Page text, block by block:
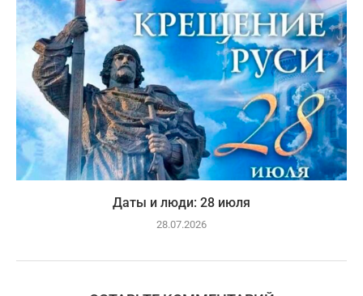
Даты и люди: 28 июля
28.07.2026